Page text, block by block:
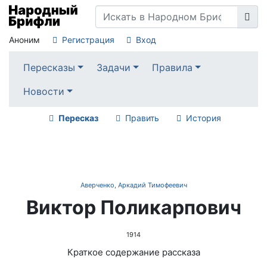
Аноним Регистрация Вход
Пересказы Задачи
Правила
Новости
Пересказ Править История
Аверченко, Аркадий Тимофеевич
Виктор Поликарпович
1914
Краткое содержание рассказа